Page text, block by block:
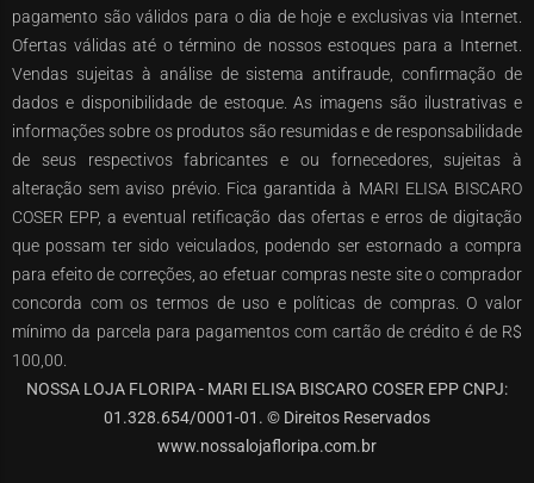
pagamento são válidos para o dia de hoje e exclusivas via Internet.
Ofertas válidas até o término de nossos estoques para a Internet.
Vendas sujeitas à análise de sistema antifraude, confirmação de
dados e disponibilidade de estoque. As imagens são ilustrativas e
informações sobre os produtos são resumidas e de responsabilidade
de seus respectivos fabricantes e ou fornecedores, sujeitas à
alteração sem aviso prévio. Fica garantida à MARI ELISA BISCARO
COSER EPP, a eventual retificação das ofertas e erros de digitação
que possam ter sido veiculados, podendo ser estornado a compra
para efeito de correções, ao efetuar compras neste site o comprador
concorda com os termos de uso e políticas de compras. O valor
mínimo da parcela para pagamentos com cartão de crédito é de R$
100,00.
NOSSA LOJA FLORIPA - MARI ELISA BISCARO COSER EPP CNPJ:
01.328.654/0001-01. © Direitos Reservados
www.nossalojafloripa.com.br